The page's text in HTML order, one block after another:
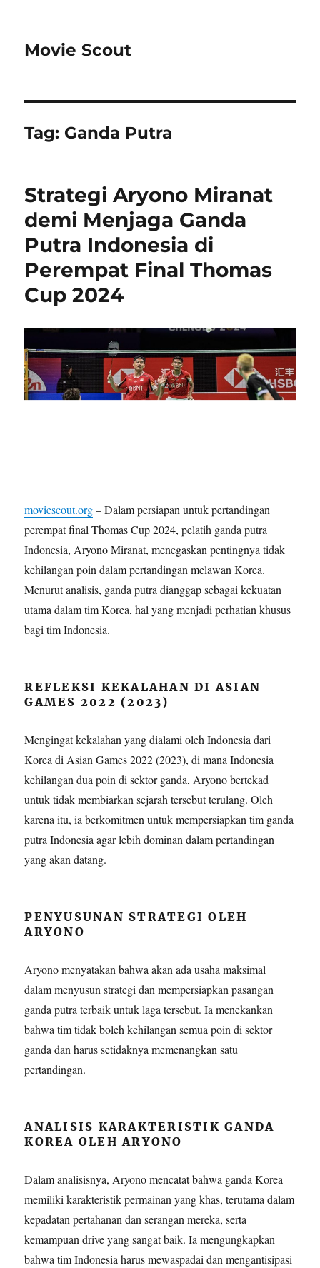
Movie Scout
Tag: Ganda Putra
Strategi Aryono Miranat
demi Menjaga Ganda
Putra Indonesia di
Perempat Final Thomas
Cup 2024
moviescout.org– Dalam persiapan untuk pertandingan
perempat final Thomas Cup 2024, pelatih ganda putra
Indonesia, Aryono Miranat, menegaskan pentingnya tidak
kehilangan poin dalam pertandingan melawan Korea.
Menurut analisis, ganda putra dianggap sebagai kekuatan
utama dalam tim Korea, hal yang menjadi perhatian khusus
bagi tim Indonesia.
REFLEKSI KEKALAHAN DI ASIAN
GAMES 2022 (2023)
Mengingat kekalahan yang dialami oleh Indonesia dari
Korea di Asian Games 2022 (2023), di mana Indonesia
kehilangan dua poin di sektor ganda, Aryono bertekad
untuk tidak membiarkan sejarah tersebut terulang. Oleh
karena itu, ia berkomitmen untuk mempersiapkan tim ganda
putra Indonesia agar lebih dominan dalam pertandingan
yang akan datang.
PENYUSUNAN STRATEGI OLEH
ARYONO
Aryono menyatakan bahwa akan ada usaha maksimal
dalam menyusun strategi dan mempersiapkan pasangan
ganda putra terbaik untuk laga tersebut. Ia menekankan
bahwa tim tidak boleh kehilangan semua poin di sektor
ganda dan harus setidaknya memenangkan satu
pertandingan.
ANALISIS KARAKTERISTIK GANDA
KOREA OLEH ARYONO
Dalam analisisnya, Aryono mencatat bahwa ganda Korea
memiliki karakteristik permainan yang khas, terutama dalam
kepadatan pertahanan dan serangan mereka, serta
kemampuan drive yang sangat baik. Ia mengungkapkan
bahwa tim Indonesia harus mewaspadai dan mengantisipasi